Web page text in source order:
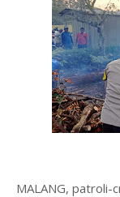
MALANG, patroli-